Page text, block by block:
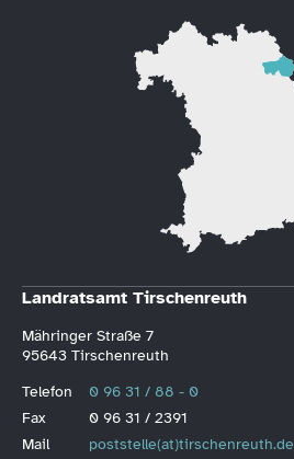
Landratsamt Tirschenreuth
Mähringer Straße 7
95643 Tirschenreuth
Telefon
0 96 31 / 88 - 0
Fax
0 96 31 / 2391
Mail
poststelle(at)tirschenreuth.de